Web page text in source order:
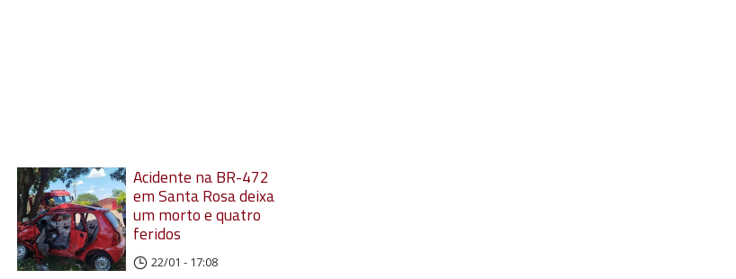
Acidente na BR-472
em Santa Rosa deixa
um morto e quatro
feridos
22/01 - 17:08